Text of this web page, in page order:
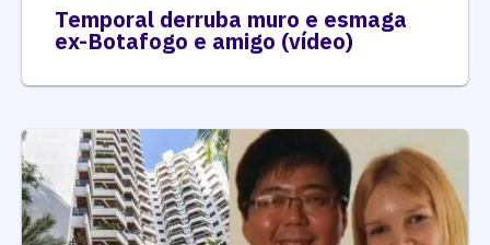
Temporal derruba muro e esmaga
ex-Botafogo e amigo (vídeo)